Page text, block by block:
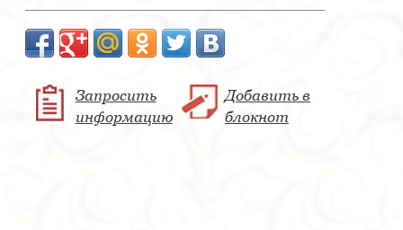
Запросить
информацию
Добавить в
блокнот